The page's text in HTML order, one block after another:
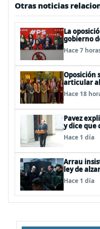
Otras noticias
La
gobierno
Hace 7
Oposición
articular
Hace 18
Pavez
y dice que
policías,
analizar”
Hace 1 día
Arrau
ley de
porque ya
Hace 1 día